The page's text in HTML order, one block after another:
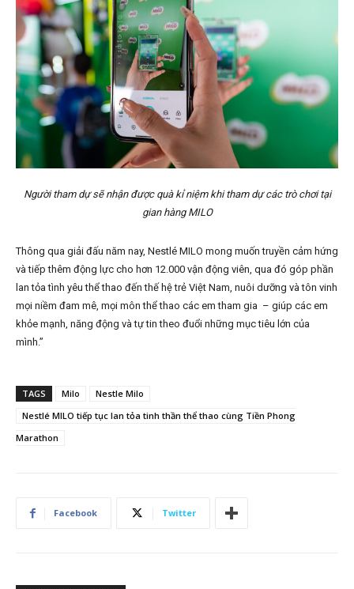
Người tham dự sẽ nhận được quà kỉ niệm khi tham dự các trò chơi tại
gian hàng MILO
Thông qua giải đấu năm nay, Nestlé MILO mong muốn truyền cảm hứng
và tiếp thêm động lực cho hơn 12.000 vận động viên, qua đó góp phần
lan tỏa tình yêu thể thao đến thế hệ trẻ Việt Nam, nuôi dưỡng và tôn vinh
mọi niềm đam mê, mọi môn thể thao các em tham gia – giúp các em
khỏe mạnh, năng động và tự tin theo đuổi những mục tiêu lớn của
mình.”
TAGS Milo
Nestle Milo
Nestlé MILO tiếp tục lan tỏa tinh thần thể thao cùng Tiền Phong
Marathon
Facebook Twitter